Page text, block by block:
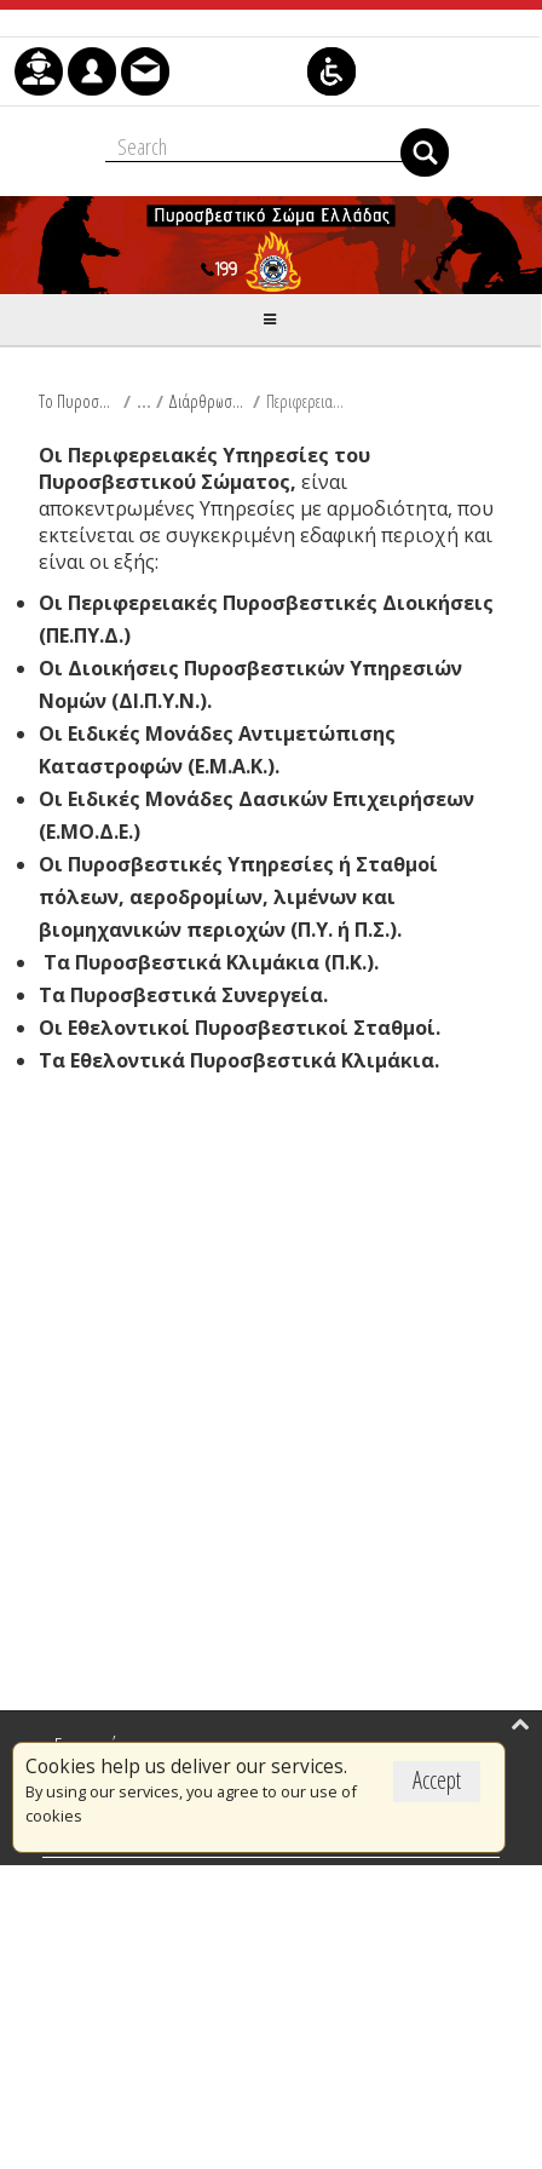
Skip to Content
Το Πυροσβεστικό Σώμα / Διάρθρωση Υπηρεσιών / Περιφερειακές Υπηρεσίες
Οι Περιφερειακές Υπηρεσίες του
Πυροσβεστικού Σώματος, είναι
αποκεντρωμένες Υπηρεσίες με αρμοδιότητα, που
εκτείνεται σε συγκεκριμένη εδαφική περιοχή και
είναι οι εξής:
Οι Περιφερειακές Πυροσβεστικές Διοικήσεις
(ΠΕ.ΠΥ.Δ.)
Οι Διοικήσεις Πυροσβεστικών Υπηρεσιών
Νομών (ΔΙ.Π.Υ.Ν.).
Οι Ειδικές Μονάδες Αντιμετώπισης
Καταστροφών (Ε.Μ.Α.Κ.).
Οι Ειδικές Μονάδες Δασικών Επιχειρήσεων
(Ε.ΜΟ.Δ.Ε.)
Οι Πυροσβεστικές Υπηρεσίες ή Σταθμοί
πόλεων, αεροδρομίων, λιμένων και
βιομηχανικών περιοχών (Π.Υ. ή Π.Σ.).
Τα Πυροσβεστικά Κλιμάκια (Π.Κ.).
Τα Πυροσβεστικά Συνεργεία.
Οι Εθελοντικοί Πυροσβεστικοί Σταθμοί.
Τα Εθελοντικά Πυροσβεστικά Κλιμάκια.
Accept
Cookies help us deliver our services.
By using our services, you agree to our use of
cookies
Επικαιρότητα
Το Πυροσβεστικό Σώμα